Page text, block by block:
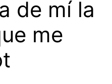
de mí la
me